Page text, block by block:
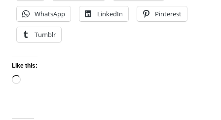
WhatsApp LinkedIn Pinterest
Tumblr
Like this:
Loading…